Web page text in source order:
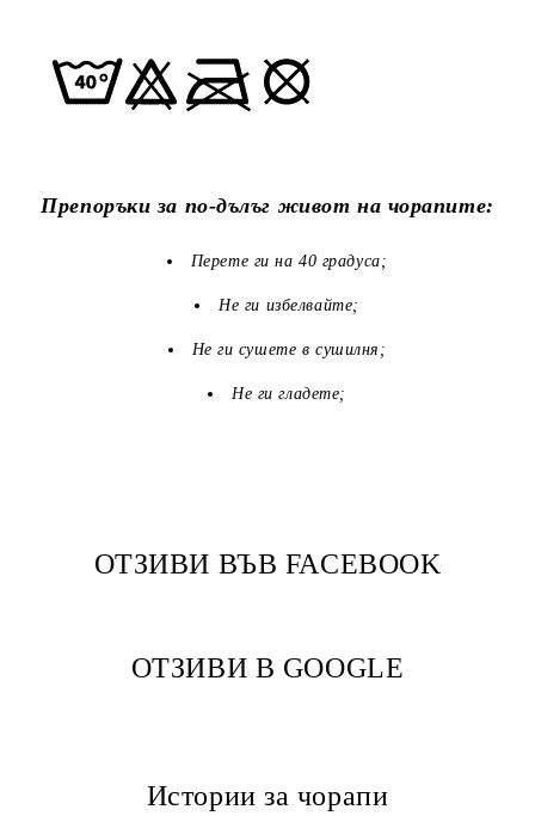
Препоръки за по-дълъг живот на чорапите:
Перете ги на 40 градуса;
Не ги избелвайте;
Не ги сушете в сушилня;
Не ги гладете;
ОТЗИВИ ВЪВ FACEBOOK
ОТЗИВИ В GOOGLE
Истории за чорапи